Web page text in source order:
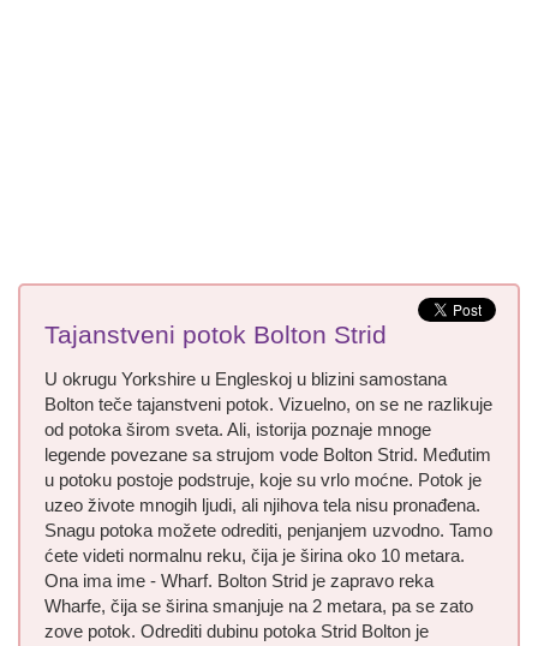
Tajanstveni potok Bolton Strid
U okrugu Yorkshire u Engleskoj u blizini samostana
Bolton teče tajanstveni potok. Vizuelno, on se ne razlikuje
od potoka širom sveta. Ali, istorija poznaje mnoge
legende povezane sa strujom vode Bolton Strid. Međutim
u potoku postoje podstruje, koje su vrlo moćne. Potok je
uzeo živote mnogih ljudi, ali njihova tela nisu pronađena.
Snagu potoka možete odrediti, penjanjem uzvodno. Tamo
ćete videti normalnu reku, čija je širina oko 10 metara.
Ona ima ime - Wharf. Bolton Strid je zapravo reka
Wharfe, čija se širina smanjuje na 2 metara, pa se zato
zove potok. Odrediti dubinu potoka Strid Bolton je